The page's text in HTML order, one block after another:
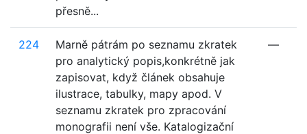
přesně...
224
Marně pátrám po seznamu zkratek
pro analytický popis,konkrétně jak
zapisovat, když článek obsahuje
ilustrace, tabulky, mapy apod. V
seznamu zkratek pro zpracování
monografii není vše. Katalogizační
—